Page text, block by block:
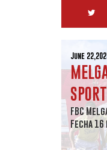
June
FBC
Fecha